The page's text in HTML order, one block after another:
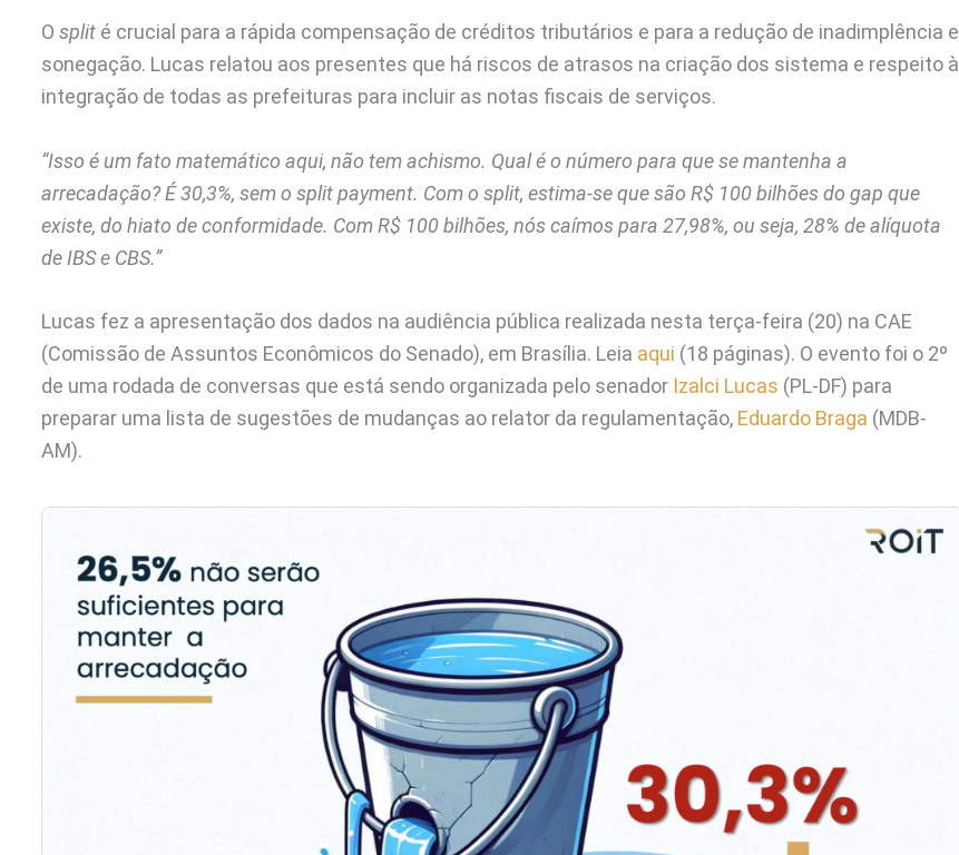
O split é crucial para a rápida compensação de créditos tributários e para a redução de inadimplência e
sonegação. Lucas relatou aos presentes que há riscos de atrasos na criação dos sistema e respeito à
integração de todas as prefeituras para incluir as notas fiscais de serviços.
“Isso é um fato matemático aqui, não tem achismo. Qual é o número para que se mantenha a
arrecadação? É 30,3%, sem o split payment. Com o split, estima-se que são R$ 100 bilhões do gap que
existe, do hiato de conformidade. Com R$ 100 bilhões, nós caímos para 27,98%, ou seja, 28% de alíquota
de IBS e CBS.”
Lucas fez a apresentação dos dados na audiência pública realizada nesta terça-feira (20) na CAE
(Comissão de Assuntos Econômicos do Senado), em Brasília. Leia aqui (18 páginas). O evento foi o 2º
de uma rodada de conversas que está sendo organizada pelo senador Izalci Lucas (PL-DF) para
preparar uma lista de sugestões de mudanças ao relator da regulamentação, Eduardo Braga (MDB-
AM).